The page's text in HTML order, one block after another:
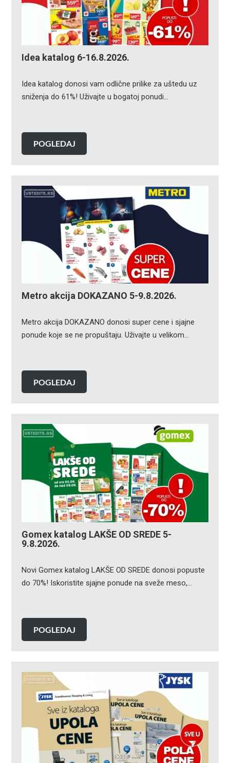
Idea katalog 6-16.8.2026.
Idea katalog donosi vam odlične prilike za uštedu uz
sniženja do 61%! Uživajte u bogatoj ponudi…
POGLEDAJ
Metro akcija DOKAZANO 5-9.8.2026.
Metro akcija DOKAZANO donosi super cene i sjajne
ponude koje se ne propuštaju. Uživajte u velikom…
POGLEDAJ
Gomex katalog LAKŠE OD SREDE 5-
9.8.2026.
Novi Gomex katalog LAKŠE OD SREDE donosi popuste
do 70%! Iskoristite sjajne ponude na sveže meso,…
POGLEDAJ